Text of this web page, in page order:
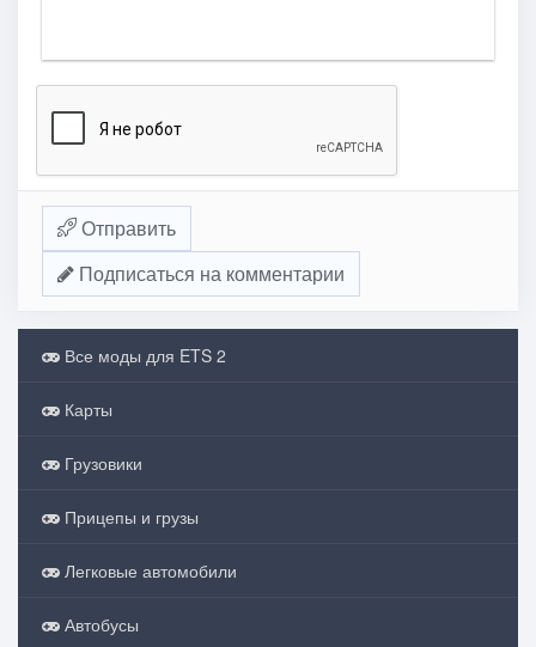
Отправить
Подписаться на комментарии
Все моды для ETS 2
Карты
Грузовики
Прицепы и грузы
Легковые автомобили
Автобусы